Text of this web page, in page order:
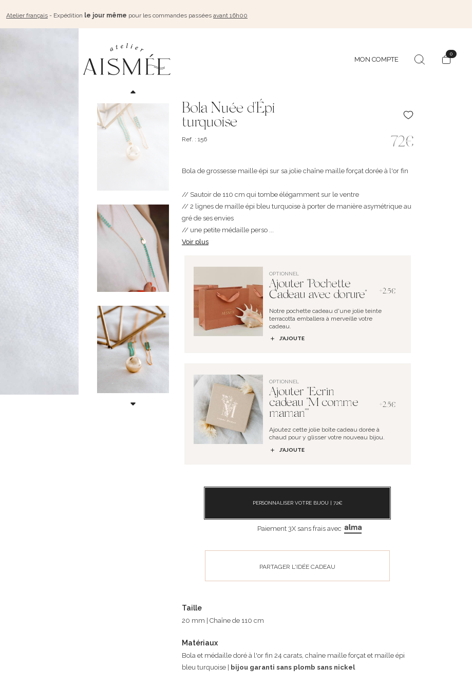
Atelier français - Expédition le jour même pour les commandes passées avant 16h00
MON COMPTE
0
Bola Nuée d'Épi
turquoise
Ref. : 156 72€
Bola de grossesse maille épi sur sa jolie chaîne maille forçat dorée à l'or fin
// Sautoir de 110 cm qui tombe élégamment sur le ventre
// 2 lignes de maille épi bleu turquoise à porter de manière asymétrique au
gré de ses envies
// une petite médaille perso ...
Voir plus
OPTIONNEL
Ajouter "Pochette
Cadeau avec dorure"
+2.5€
Notre pochette cadeau d'une jolie teinte
terracotta emballera à merveille votre
cadeau.
J’AJOUTE
OPTIONNEL
Ajouter "Ecrin
cadeau "M comme
maman""
+2.5€
Ajoutez cette jolie boîte cadeau dorée à
chaud pour y glisser votre nouveau bijou.
J’AJOUTE
PERSONNALISER VOTRE BIJOU | 72€
Paiement 3X sans frais avec
PARTAGER L'IDÉE CADEAU
Taille
20 mm | Chaîne de 110 cm
Matériaux
Bola et médaille doré à l'or fin 24 carats, chaîne maille forçat et maille épi
bleu turquoise |
bijou garanti sans plomb sans nickel